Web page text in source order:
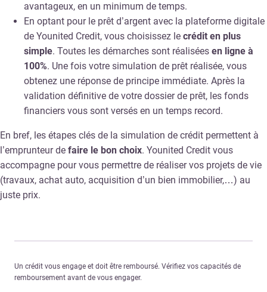
avantageux, en un minimum de temps.
En optant pour le prêt d’argent avec la plateforme digitale
de Younited Credit, vous choisissez le crédit en plus
simple. Toutes les démarches sont réalisées en ligne à
100%. Une fois votre simulation de prêt réalisée, vous
obtenez une réponse de principe immédiate. Après la
validation définitive de votre dossier de prêt, les fonds
financiers vous sont versés en un temps record.
En bref, les étapes clés de la simulation de crédit permettent à
l’emprunteur de faire le bon choix. Younited Credit vous
accompagne pour vous permettre de réaliser vos projets de vie
(travaux, achat auto, acquisition d’un bien immobilier,…) au
juste prix.
Un crédit vous engage et doit être remboursé. Vérifiez vos capacités de
remboursement avant de vous engager.